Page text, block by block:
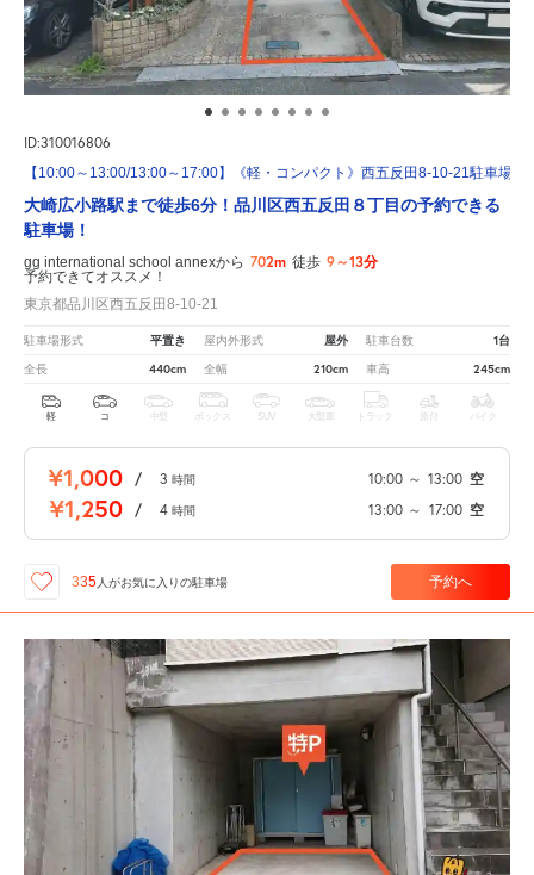
ID:310016806
【10:00～13:00/13:00～17:00】《軽・コンパクト》西五反田8-10-21駐車場
大崎広小路駅まで徒歩6分！品川区西五反田８丁目の予約できる
駐車場！
gg international school annexから 702m 徒歩 9～13分
予約できてオススメ！
東京都品川区西五反田8-10-21
駐車場形式 平置き 屋内外形式 屋外 駐車台数 1台
全長 440cm 全幅 210cm 車高 245cm
軽 コ 中型 ボックス SUV 大型車 トラック 原付 バイク
¥1,000 / 3 時間 10:00 ～ 13:00 空
¥1,250 / 4 時間 13:00 ～ 17:00 空
335人がお気に入りの駐車場 予約へ